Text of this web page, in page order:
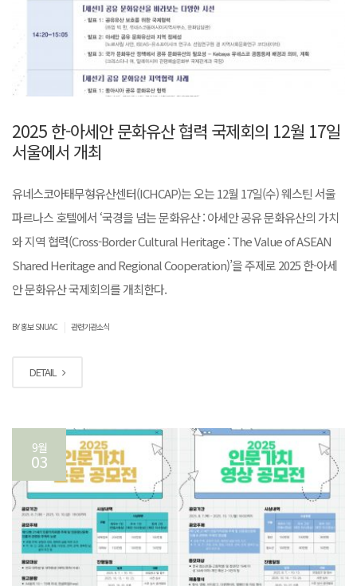
2025 한-아세안 문화유산 협력 국제회의 12월 17일
서울에서 개최
유네스코아태무형유산센터(ICHCAP)는 오는 12월 17일(수) 웨스틴 서울
파르나스 호텔에서 ‘국경을 넘는 문화유산 : 아세안 공유 문화유산의 가치
와 지역 협력(Cross-Border Cultural Heritage : The Value of ASEAN
Shared Heritage and Regional Cooperation)’을 주제로 2025 한-아세
안 문화유산 국제회의를 개최한다.
BY 홍보 SNUAC 관련기관소식
DETAIL
9월
03